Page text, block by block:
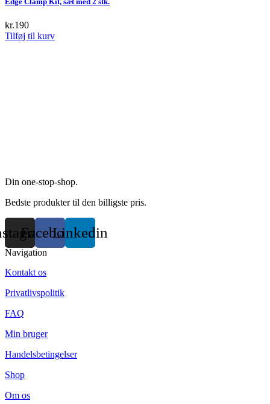
kr.190
Tilføj til kurv
Din one-stop-shop.
Bedste produkter til den billigste pris.
FacebookLinkedin
Navigation
Kontakt os
Privatlivspolitik
FAQ
Min bruger
Handelsbetingelser
Shop
Om os